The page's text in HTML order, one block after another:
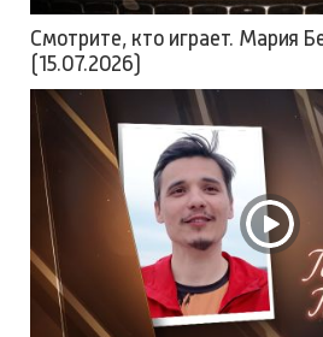
Смотрите, кто играет. Мария
(15.07.2026)